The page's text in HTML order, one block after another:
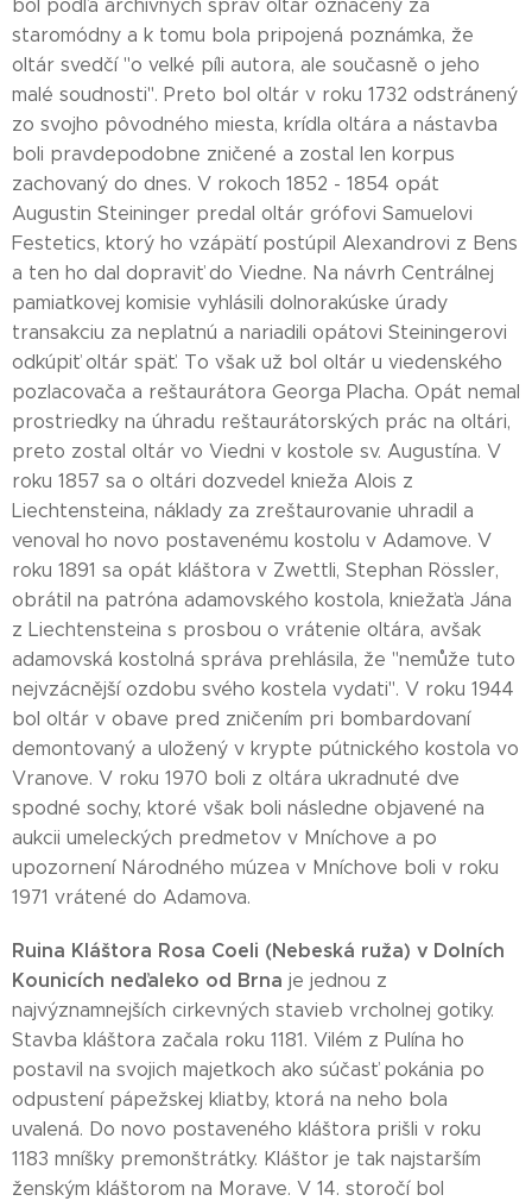
bol podľa archívnych správ oltár označený za
staromódny a k tomu bola pripojená poznámka, že
oltár svedčí "o velké píli autora, ale současně o jeho
malé soudnosti". Preto bol oltár v roku 1732 odstránený
zo svojho pôvodného miesta, krídla oltára a nástavba
boli pravdepodobne zničené a zostal len korpus
zachovaný do dnes. V rokoch 1852 - 1854 opát
Augustin Steininger predal oltár grófovi Samuelovi
Festetics, ktorý ho vzápätí postúpil Alexandrovi z Bens
a ten ho dal dopraviť do Viedne. Na návrh Centrálnej
pamiatkovej komisie vyhlásili dolnorakúske úrady
transakciu za neplatnú a nariadili opátovi Steiningerovi
odkúpiť oltár späť. To však už bol oltár u viedenského
pozlacovača a reštaurátora Georga Placha. Opát nemal
prostriedky na úhradu reštaurátorských prác na oltári,
preto zostal oltár vo Viedni v kostole sv. Augustína. V
roku 1857 sa o oltári dozvedel knieža Alois z
Liechtensteina, náklady za zreštaurovanie uhradil a
venoval ho novo postavenému kostolu v Adamove. V
roku 1891 sa opát kláštora v Zwettli, Stephan Rössler,
obrátil na patróna adamovského kostola, kniežaťa Jána
z Liechtensteina s prosbou o vrátenie oltára, avšak
adamovská kostolná správa prehlásila, že "nemůže tuto
nejvzácnější ozdobu svého kostela vydati". V roku 1944
bol oltár v obave pred zničením pri bombardovaní
demontovaný a uložený v krypte pútnického kostola vo
Vranove. V roku 1970 boli z oltára ukradnuté dve
spodné sochy, ktoré však boli následne objavené na
aukcii umeleckých predmetov v Mníchove a po
upozornení Národného múzea v Mníchove boli v roku
1971 vrátené do Adamova.
Ruina Kláštora Rosa Coeli (Nebeská ruža) v Dolních
Kounicích neďaleko od Brna je jednou z
najvýznamnejších cirkevných stavieb vrcholnej gotiky.
Stavba kláštora začala roku 1181. Vilém z Pulína ho
postavil na svojich majetkoch ako súčasť pokánia po
odpustení pápežskej kliatby, ktorá na neho bola
uvalená. Do novo postaveného kláštora prišli v roku
1183 mníšky premonštrátky. Kláštor je tak najstarším
ženským kláštorom na Morave. V 14. storočí bol